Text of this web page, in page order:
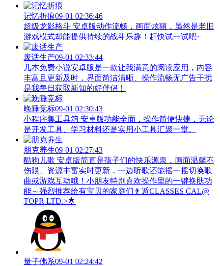
记忆折痕09-01 02:36:46
超级龙影格斗 安卓版动作流畅，画面炫丽，虽然是老旧
游戏模式却能提供持续的战斗乐趣！赶快试一试吧~
废话生产09-01 02:33:44
几本免费小说安卓版是一款让我满意的阅读应用，内容
丰富且更新及时，界面简洁清晰、操作流畅无广告干扰
是我每日获取新知的好伴侣！
晚睡竞标09-01 02:30:43
小程序集工具箱 安卓版功能全面，操作简便快捷，无论
是开发工具、学习材料还是实用小工具汇聚一堂。
朋克养生09-01 02:27:43
酷狗儿歌 安卓版简直是孩子们的快乐源泉，画面温馨不
伤眼、资源丰富实时更新，一边听歌还能摇一摇切换歌
曲或游戏互动哦！小朋友特别喜欢操作里的一键换肤功
能～强烈推荐给有宝贝的家庭们👨‍遁️CLASSES CAL@
TOPR LTD.>🌟
量子佛系09-01 02:24:42